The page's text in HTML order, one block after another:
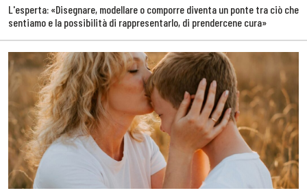
L'esperta: «Disegnare, modellare o comporre diventa un ponte tra ciò che
sentiamo e la possibilità di rappresentarlo, di prendercene cura»